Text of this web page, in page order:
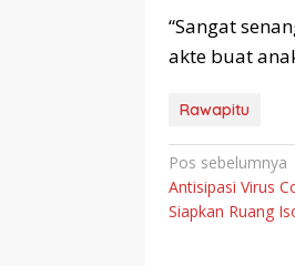
“Sangat
akte buat
Rawapitu
Navigasi
pos
Pos sebelumnya
Antisipasi Virus
Siapkan Ruang